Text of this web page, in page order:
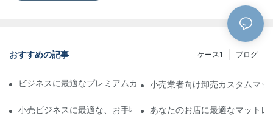
おすすめの記事 ブログ
ケース1
ビジネスに最適なプレミアムカスタムホテルマットレスメーカー
小売業者向け卸売カスタムマッ
小売ビジネスに最適な、お手頃価格のレザーベッド卸売り
あなたのお店に最適なマット